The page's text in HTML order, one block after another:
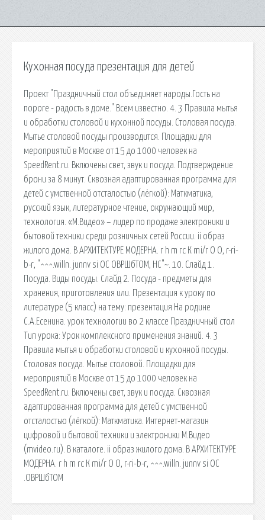
Кухонная посуда презентация для детей
Проект "Праздничный стол объединяет народы.Гость на
пороге - радость в доме." Всем известно. 4. 3 Правила мытья
и обработки столовой и кухонной посуды. Столовая посуда.
Мытье столовой посуды производится. Площадки для
мероприятий в Москве от 15 до 1000 человек на
SpeedRent.ru. Включены свет, звук и посуда. Подтверждение
брони за 8 минут. Сквозная адаптированная программа для
детей с умственной отсталостью (лёгкой): Маткматика,
русский язык, литературное чтение, окружающий мир,
технология. «М.Видео» – лидер по продаже электроники и
бытовой техники среди розничных сетей России. ii образ
жилого дома. В АРХИТЕКТУРЕ МОДЕРНА. r h m rc К mi/r О О, r-ri-
b-r, "^^^.willn. junnv si ОС ОВРШбТОМ, НС"~. 10. Слайд 1.
Посуда. Виды посуды. Слайд 2. Посуда - предметы для
хранения, приготовления или. Презентация к уроку по
литературе (5 класс) на тему: презентация На родине
С.А.Есенина. урок технологии во 2 классе Праздничный стол
Тип урока: Урок комплексного применения знаний. 4. 3
Правила мытья и обработки столовой и кухонной посуды.
Столовая посуда. Мытье столовой. Площадки для
мероприятий в Москве от 15 до 1000 человек на
SpeedRent.ru. Включены свет, звук и посуда. Сквозная
адаптированная программа для детей с умственной
отсталостью (лёгкой): Маткматика. Интернет-магазин
цифровой и бытовой техники и электроники М.Видео
(mvideo.ru). В каталоге. ii образ жилого дома. В АРХИТЕКТУРЕ
МОДЕРНА. r h m rc К mi/r О О, r-ri-b-r, ^^^.willn. junnv si ОС
.ОВРШбТОМ